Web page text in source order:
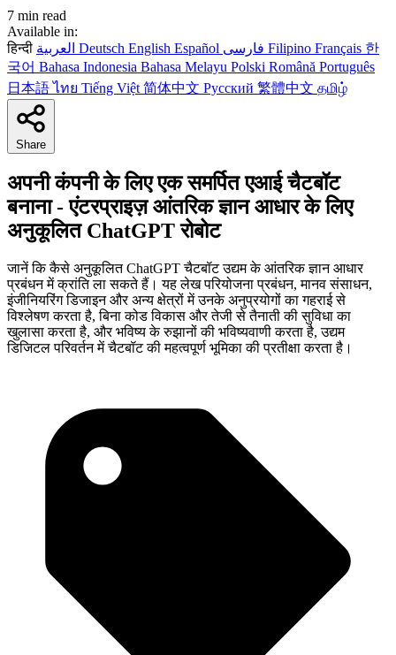
7 min read
Available in:
हिन्दी
Deutsch English Español Filipino Français 한
국어 Bahasa Indonesia Bahasa Melayu Polski Română Português
日本語ไทย Tiếng Việt 简体中文 Русский 繁體中文 தமிழ்
Share
अपनी कंपनी के लिए एक समर्पित एआई चैटबॉट
बनाना - एंटरप्राइज़ आंतरिक ज्ञान आधार के लिए
अनुकूलित ChatGPT रोबोट
जानें कि कैसे अनुकूलित ChatGPT चैटबॉट उद्यम के आंतरिक ज्ञान आधार
प्रबंधन में क्रांति ला सकते हैं। यह लेख परियोजना प्रबंधन, मानव संसाधन,
इंजीनियरिंग डिजाइन और अन्य क्षेत्रों में उनके अनुप्रयोगों का गहराई से
विश्लेषण करता है, बिना कोड विकास और तेजी से तैनाती की सुविधा का
खुलासा करता है, और भविष्य के रुझानों की भविष्यवाणी करता है, उद्यम
डिजिटल परिवर्तन में चैटबॉट की महत्वपूर्ण भूमिका की प्रतीक्षा करता है।